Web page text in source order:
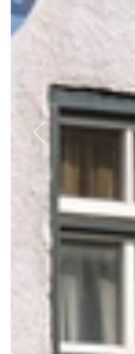
Previous